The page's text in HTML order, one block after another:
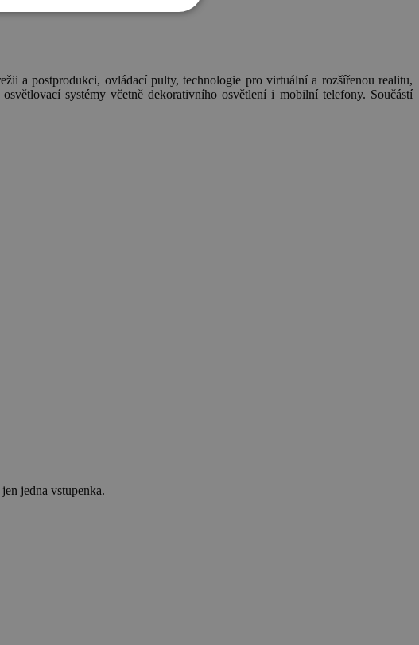
a postprodukci, ovládací pulty, technologie pro virtuální a rozšířenou realitu,
systémy včetně dekorativního osvětlení i mobilní telefony. Součástí
jedna vstupenka.